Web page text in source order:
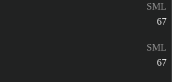
SML
67
SML
67